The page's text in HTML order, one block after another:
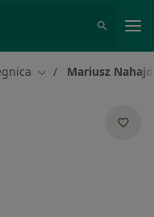
Zmień miasto
Mariusz